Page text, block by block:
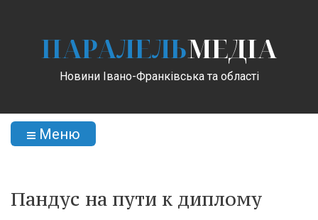
ПАРАЛЕЛЬМЕДІА
Новини Івано-Франківська та області
Меню
Пандус на пути к диплому